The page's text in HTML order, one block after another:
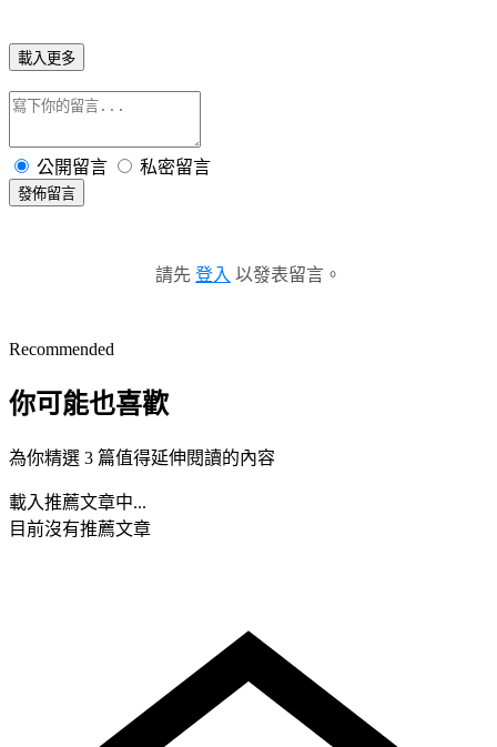
載入更多
公開留言 私密留言
發佈留言
請先 登入 以發表留言。
Recommended
你可能也喜歡
為你精選 3 篇值得延伸閱讀的內容
載入推薦文章中...
目前沒有推薦文章